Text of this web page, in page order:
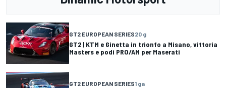
GT2 EUROPEAN SERIES20 g
GT2 | KTM e Ginetta in trionfo a Misano, vittoria
Masters e podi PRO/AM per Maserati
GT2 EUROPEAN SERIES1 ga